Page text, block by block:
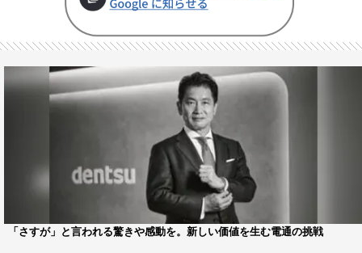
「さすが」と言われる驚きや感動を。新しい価値を生む電通の挑戦